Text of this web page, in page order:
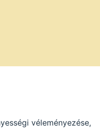
véleményezése,